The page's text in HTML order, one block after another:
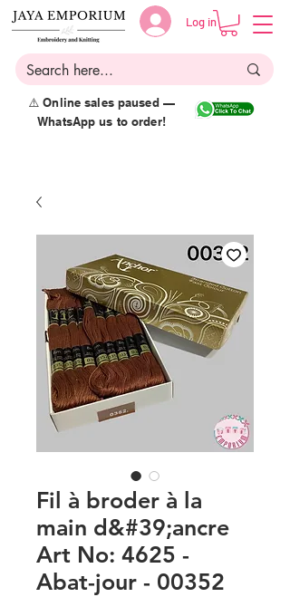
Log in
⚠️ Online sales paused —
WhatsApp us to order!
Fil à broder à la
main d&#39;ancre
Art No: 4625 -
Abat-jour - 00352